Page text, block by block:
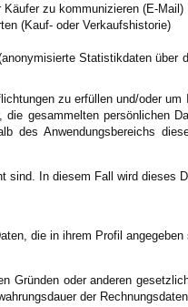
zu kommunizieren (E-Mail)
(Kauf- oder Verkaufshistorie)
Statistikdaten über
zu erfüllen und/oder um
gesammelten persönlichen
des Anwendungsbereichs
sind. In diesem Fall wird dieses
die in ihrem Profil
Gründen oder anderen
der